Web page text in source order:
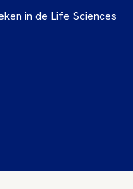
in de Life Sciences